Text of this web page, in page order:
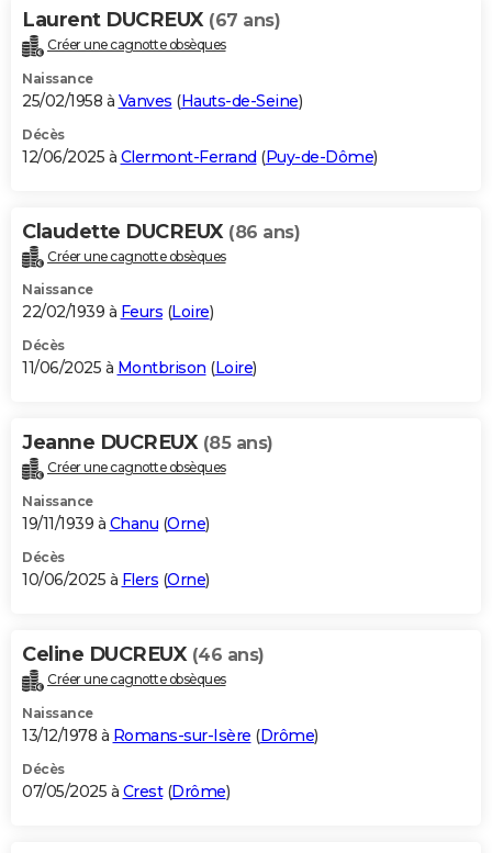
Laurent DUCREUX (67 ans)
Créer une cagnotte obsèques
Naissance
25/02/1958 à Vanves (Hauts-de-Seine)
Décès
12/06/2025 à Clermont-Ferrand (Puy-de-Dôme)
Claudette DUCREUX (86 ans)
Créer une cagnotte obsèques
Naissance
22/02/1939 à Feurs (Loire)
Décès
11/06/2025 à Montbrison (Loire)
Jeanne DUCREUX (85 ans)
Créer une cagnotte obsèques
Naissance
19/11/1939 à Chanu (Orne)
Décès
10/06/2025 à Flers (Orne)
Celine DUCREUX (46 ans)
Créer une cagnotte obsèques
Naissance
13/12/1978 à Romans-sur-Isère (Drôme)
Décès
07/05/2025 à Crest(Drôme)